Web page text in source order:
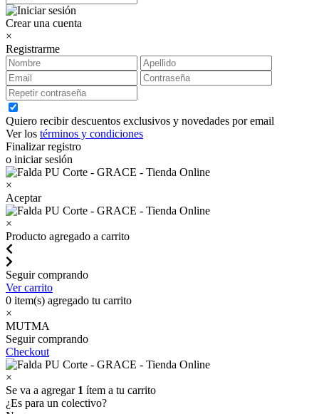
Crear una cuenta
×
Registrarme
Quiero recibir descuentos exclusivos y novedades por email
Ver los términos y condiciones
Finalizar registro
o iniciar sesión
×
Aceptar
×
Producto agregado a carrito
Seguir comprando
Ver carrito
0 item(s) agregado tu carrito
×
MUTMA
Seguir comprando
Checkout
×
Se va a agregar 1 ítem a tu carrito
¿Es para un colectivo?